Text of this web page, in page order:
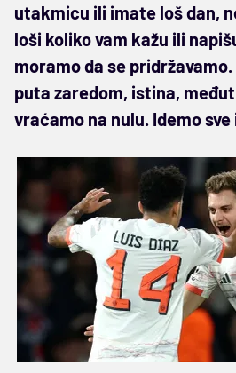
utakmicu ili imate loš dan,
loši koliko vam kažu ili
moramo da se pridržavamo.
puta zaredom, istina,
vraćamo na nulu. Idemo